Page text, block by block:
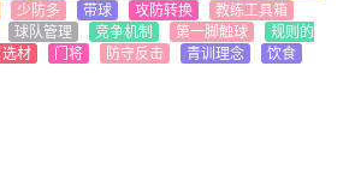
少防多 带球 攻防转换
教练工具箱
球队管理 竞争机制 第一脚触球
规则的
选材 门将 防守反击 青训理念 饮食